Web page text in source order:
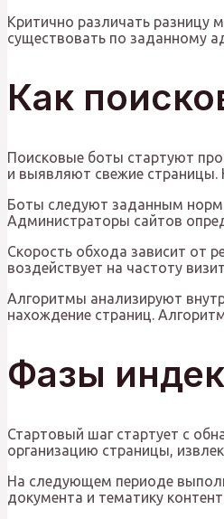
Критично различать разницу
существовать по заданному
Как
Поисковые боты стартуют
и выявляют свежие страницы.
Боты следуют заданным
Администраторы сайтов
Скорость обхода зависит от
воздействует на частоту
Алгоритмы анализируют
нахождение страниц.
Фазы
Стартовый шаг стартует с
организацию страницы,
На следующем периоде
документа и тематику